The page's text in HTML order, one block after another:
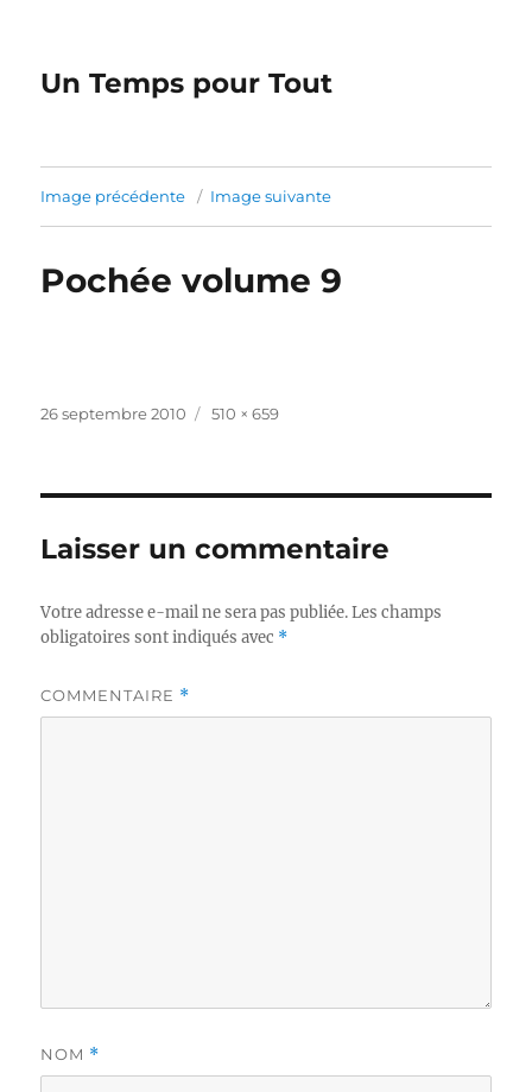
Un Temps pour Tout
Image précédente Image suivante
Pochée volume 9
Publié
26 septembre 2010
Taille
510 × 659
Laisser un commentaire
Votre adresse e-mail ne sera pas publiée. Les champs
obligatoires sont indiqués avec *
COMMENTAIRE *
NOM *